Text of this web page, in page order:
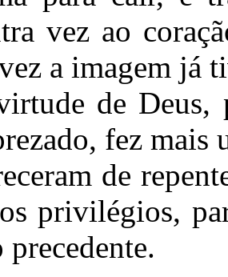
vez ao
a imagem já
de Deus,
fez mais
de
privilégios,